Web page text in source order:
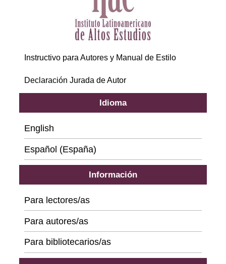
Instructivo para Autores y Manual de Estilo
Declaración Jurada de Autor
Idioma
English
Español (España)
Información
Para lectores/as
Para autores/as
Para bibliotecarios/as